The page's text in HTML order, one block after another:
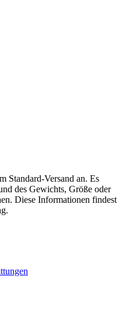
Standard-Versand an. Es
des Gewichts, Größe oder
Diese Informationen findest